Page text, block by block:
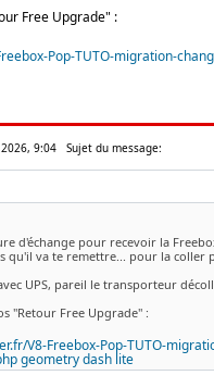
Free Upgrade" :
Pop-TUTO-migration-
9:04 Sujet du message:
d'échange pour recevoir la
qu'il va te remettre... pour la coller
UPS, pareil le transporteur
"Retour Free Upgrade" :
V8-Freebox-Pop-TUTO-
geometry dash lite